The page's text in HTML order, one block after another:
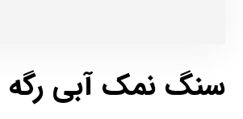
سنگ نمک آبی